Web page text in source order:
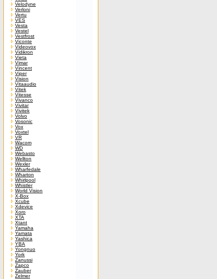
Velodyne
Verloni
Vertu
VES
Vesta
Vestel
Vestfrost
Viconte
Videovox
Vidikron
Vieta
Vimar
Vincent
Viper
Vision
Vitaaudio
Vitek
Vitesse
Vivanco
Vivitar
Vivitek
Volvo
Vosonic
Vox
Voxtel
VR
Wacom
WD
Webasto
Wellton
Wexler
Wharfedale
Wharton
Whirlpool
Whistler
World Vision
X-Box
Xcube
Xdevice
Xoro
XTA
Xtant
Yamaha
Yamata
Yashica
YBA
Yongnuo
York
Zanussi
Zapco
Zauber
Zelmer